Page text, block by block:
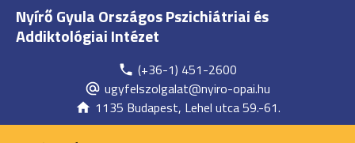
Nyírő Gyula Országos Pszichiátriai és
Addiktológiai Intézet
(+36-1) 451-2600
ugyfelszolgalat@nyiro-opai.hu
1135 Budapest, Lehel utca 59.-61.